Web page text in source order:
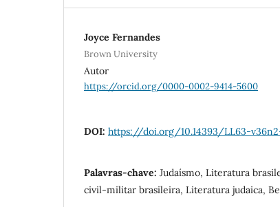
Joyce Fernandes
Brown University
Autor
https://orcid.org/0000-0002-9414-5600
DOI: https://doi.org/10.14393/LL63-
Palavras-chave: Judaísmo, Literatura
civil-militar brasileira, Literatura judaica,